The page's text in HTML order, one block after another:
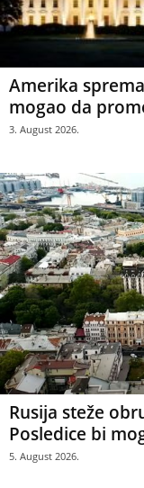
Amerika
mogao da
3. August 2026.
Rusija steže
Posledice bi
5. August 2026.